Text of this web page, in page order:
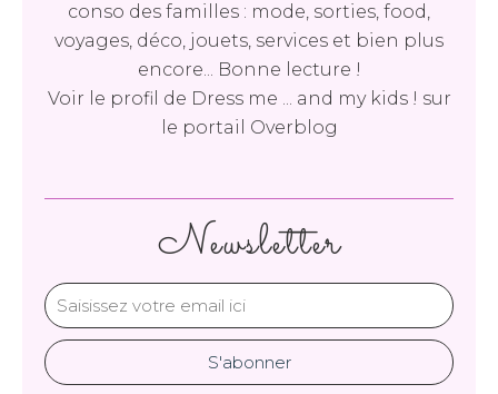
Newsletter
conso des familles : mode, sorties, food,
voyages, déco, jouets, services et bien plus
encore... Bonne lecture !
Voir le profil de Dress me ... and my kids ! sur
le portail Overblog